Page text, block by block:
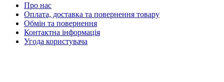
Про нас
Оплата, доставка та повернення товару
Обмін та повернення
Контактна інформація
Угода користувача